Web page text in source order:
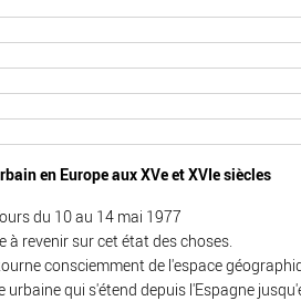
en Europe aux XVe et XVIe siècles 
du 10 au 14 mai 1977
revenir sur cet état des choses.
consciemment de l'espace
qui s'étend depuis l'Espagne